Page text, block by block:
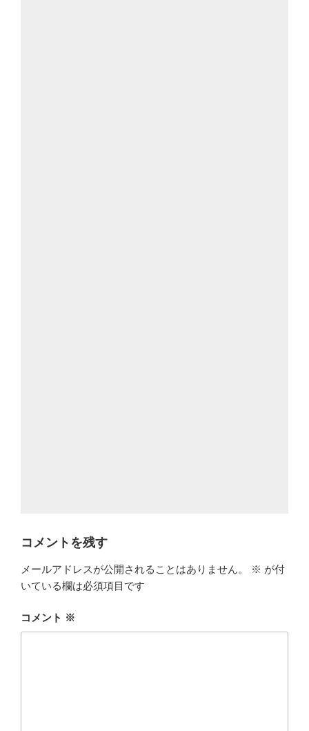
コメントを残す
メールアドレスが公開されることはありません。 ※ が付
いている欄は必須項目です
コメント ※